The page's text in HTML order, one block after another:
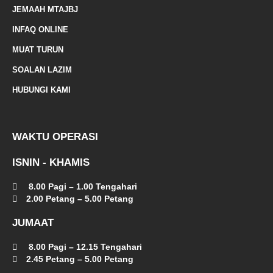
JEMAAH MTAJBJ
INFAQ ONLINE
MUAT TURUN
SOALAN LAZIM
HUBUNGI KAMI
WAKTU OPERASI
ISNIN - KHAMIS
8.00 Pagi – 1.00 Tengahari
2.00 Petang – 5.00 Petang
JUMAAT
8.00 Pagi – 12.15 Tengahari
2.45 Petang – 5.00 Petang